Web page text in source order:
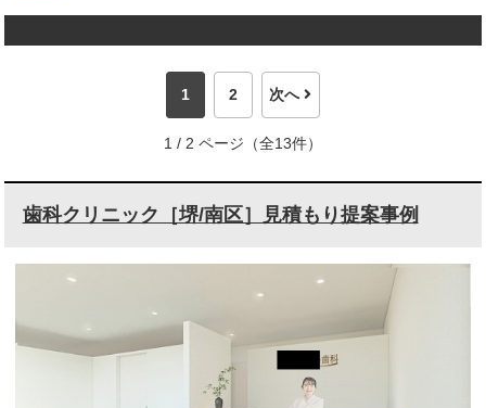
1 2 次へ
1 / 2 ページ（全13件）
歯科クリニック［堺/南区］見積もり提案事例